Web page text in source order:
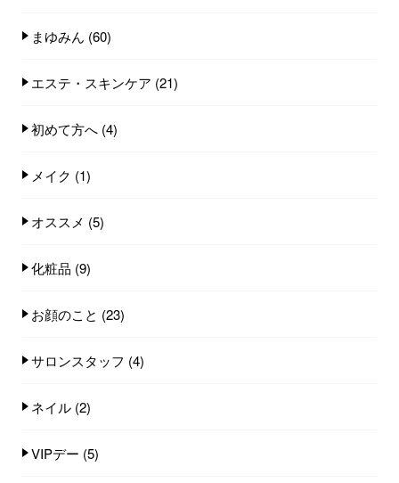
まゆみん (60)
エステ・スキンケア (21)
初めて方へ (4)
メイク (1)
オススメ (5)
化粧品 (9)
お顔のこと (23)
サロンスタッフ (4)
ネイル (2)
VIPデー (5)